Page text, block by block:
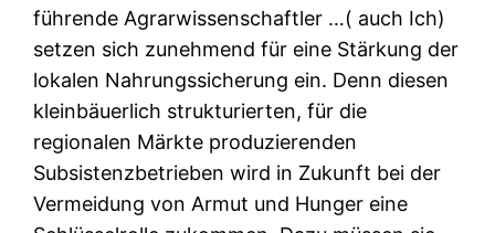
führende Agrarwissenschaftler …( auch Ich)
setzen sich zunehmend für eine Stärkung der
lokalen Nahrungssicherung ein. Denn diesen
kleinbäuerlich strukturierten, für die
regionalen Märkte produzierenden
Subsistenzbetrieben wird in Zukunft bei der
Vermeidung von Armut und Hunger eine